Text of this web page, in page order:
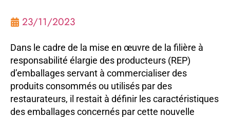
23/11/2023
Dans le cadre de la mise en œuvre de la filière à
responsabilité élargie des producteurs (REP)
d’emballages servant à commercialiser des
produits consommés ou utilisés par des
restaurateurs, il restait à définir les caractéristiques
des emballages concernés par cette nouvelle